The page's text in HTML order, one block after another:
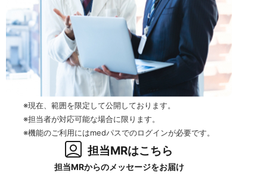
※現在、範囲を限定して公開しております。
※担当者が対応可能な場合に限ります。
※機能のご利用にはmedパスでのログインが必要です。
担当MRはこちら
担当MRからのメッセージをお届け